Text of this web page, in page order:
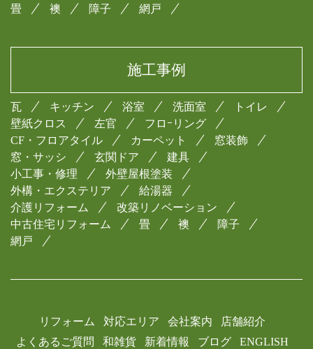
畳 襖 障子 網戸
施工事例
瓦 キッチン 浴室 洗面室
トイレ
壁紙クロス
左官
フロｰリング
CF・フロアタイル
カーペット
窓装飾
窓・サッシ
玄関ドア
建具
小工事・修理
外壁屋根塗装
外構・エクステリア
給湯器
介護リフォーム
改築リノベーション
中古住宅リフォーム
畳 襖
障子
網戸
リフォーム 対応エリア 会社案内
店舗紹介
よくあるご質問
和雑貨 新着情報 ブログ
ENGLISH